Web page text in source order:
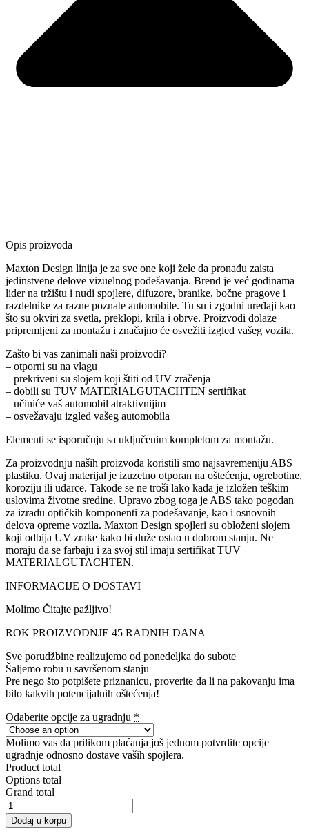
Opis proizvoda
Maxton Design linija je za sve one koji žele da pronađu zaista
jedinstvene delove vizuelnog podešavanja. Brend je već godinama
lider na tržištu i nudi spojlere, difuzore, branike, bočne pragove i
razdelnike za razne poznate automobile. Tu su i zgodni uređaji kao
što su okviri za svetla, preklopi, krila i obrve. Proizvodi dolaze
pripremljeni za montažu i značajno će osvežiti izgled vašeg vozila.
Zašto bi vas zanimali naši proizvodi?
– otporni su na vlagu
– prekriveni su slojem koji štiti od UV zračenja
– dobili su TUV MATERIALGUTACHTEN sertifikat
– učiniće vaš automobil atraktivnijim
– osvežavaju izgled vašeg automobila
Elementi se isporučuju sa uključenim kompletom za montažu.
Za proizvodnju naših proizvoda koristili smo najsavremeniju ABS
plastiku. Ovaj materijal je izuzetno otporan na oštećenja, ogrebotine,
koroziju ili udarce. Takođe se ne troši lako kada je izložen teškim
uslovima životne sredine. Upravo zbog toga je ABS tako pogodan
za izradu optičkih komponenti za podešavanje, kao i osnovnih
delova opreme vozila. Maxton Design spojleri su obloženi slojem
koji odbija UV zrake kako bi duže ostao u dobrom stanju. Ne
moraju da se farbaju i za svoj stil imaju sertifikat TUV
MATERIALGUTACHTEN.
INFORMACIJE O DOSTAVI
Molimo Čitajte pažljivo!
ROK PROIZVODNJE 45 RADNIH DANA
Sve porudžbine realizujemo od ponedeljka do subote
Šaljemo robu u savršenom stanju
Pre nego što potpišete priznanicu, proverite da li na pakovanju ima
bilo kakvih potencijalnih oštećenja!
Odaberite opcije za ugradnju *
Molimo vas da prilikom plaćanja još jednom potvrdite opcije
ugradnje odnosno dostave vaših spojlera.
Product total
Options total
Grand total
SIDE
SKIRTS
DIFFUSERS
Dodaj u korpu